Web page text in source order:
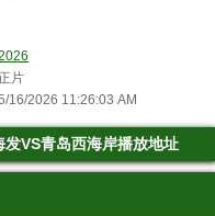
片
16/2026 11:26:03 AM
VS青岛西海岸播放地址